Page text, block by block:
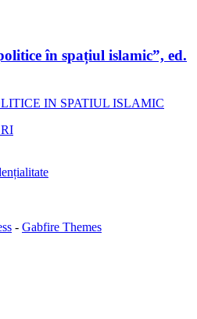
în spațiul islamic”, ed.
- Gabfire Themes